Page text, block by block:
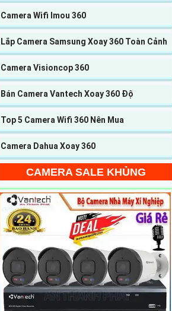
Camera Wifi Imou 360
Lắp Camera Samsung Xoay 360 Toàn Cảnh
Camera Visioncop 360
Bán Camera Vantech Xoay 360 Độ
Top 5 Camera Wifi 360 Nên Mua
Camera Dahua Xoay 360
CAMERA SALE KHỦNG